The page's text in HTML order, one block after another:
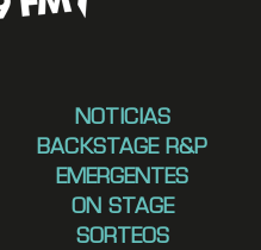
NOTICIAS
BACKSTAGE R&P
EMERGENTES
ON STAGE
SORTEOS